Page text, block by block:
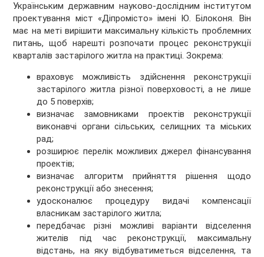
Українським державним науково-дослідним інститутом
проектування міст «Діпромісто» імені Ю. Білоконя. Він
має на меті вирішити максимальну кількість проблемних
питань, щоб нарешті розпочати процес реконструкції
кварталів застарілого житла на практиці. Зокрема:
враховує можливість здійснення реконструкції
застарілого житла різної поверховості, а не лише
до 5 поверхів;
визначає замовниками проектів реконструкції
виконавчі органи сільських, селищних та міських
рад;
розширює перелік можливих джерел фінансування
проектів;
визначає алгоритм прийняття рішення щодо
реконструкції або знесення;
удосконалює процедуру видачі компенсації
власникам застарілого житла;
передбачає різні можливі варіанти відселення
жителів під час реконструкції, максимальну
відстань, на яку відбуватиметься відселення, та